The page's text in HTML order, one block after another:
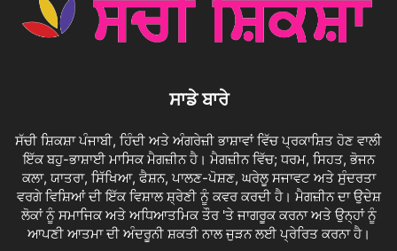
ਸਾਡੇ ਬਾਰੇ
ਸੱਚੀ ਸ਼ਿਕਸ਼ਾ ਪੰਜਾਬੀ, ਹਿੰਦੀ ਅਤੇ ਅੰਗਰੇਜ਼ੀ ਭਾਸ਼ਾਵਾਂ ਵਿੱਚ ਪ੍ਰਕਾਸ਼ਿਤ ਹੋਣ ਵਾਲੀ
ਇੱਕ ਬਹੁ-ਭਾਸ਼ਾਈ ਮਾਸਿਕ ਮੈਗਜ਼ੀਨ ਹੈ। ਮੈਗਜ਼ੀਨ ਵਿੱਚ; ਧਰਮ, ਸਿਹਤ, ਭੋਜਨ
ਕਲਾ, ਯਾਤਰਾ, ਸਿੱਖਿਆ, ਫੈਸ਼ਨ, ਪਾਲਣ-ਪੋਸ਼ਣ, ਘਰੇਲੂ ਸਜਾਵਟ ਅਤੇ ਸੁੰਦਰਤਾ
ਵਰਗੇ ਵਿਸ਼ਿਆਂ ਦੀ ਇੱਕ ਵਿਸ਼ਾਲ ਸ਼੍ਰੇਣੀ ਨੂੰ ਕਵਰ ਕਰਦੀ ਹੈ। ਮੈਗਜ਼ੀਨ ਦਾ ਉਦੇਸ਼
ਲੋਕਾਂ ਨੂੰ ਸਮਾਜਿਕ ਅਤੇ ਅਧਿਆਤਮਿਕ ਤੌਰ 'ਤੇ ਜਾਗਰੂਕ ਕਰਨਾ ਅਤੇ ਉਨ੍ਹਾਂ ਨੂੰ
ਆਪਣੀ ਆਤਮਾ ਦੀ ਅੰਦਰੂਨੀ ਸ਼ਕਤੀ ਨਾਲ ਜੁੜਨ ਲਈ ਪ੍ਰੇਰਿਤ ਕਰਨਾ ਹੈ।